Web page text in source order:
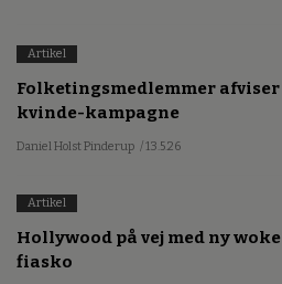
Artikel
Folketingsmedlemmer afviser
kvinde-kampagne
Daniel Holst Pinderup / 13.5.26
Artikel
Hollywood på vej med ny woke
fiasko